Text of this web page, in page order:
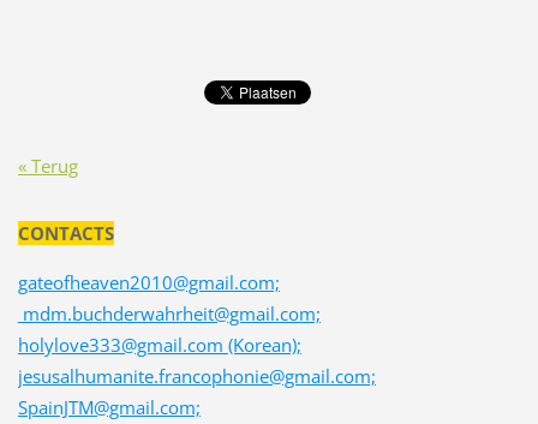
« Terug
CONTACTS
gateofheaven2010@gmail.com;
mdm.buchderwahrheit@gmail.com;
holylove333@gmail.com (Korean);
jesusalhumanite.francophonie@gmail.com;
SpainJTM@gmail.com;